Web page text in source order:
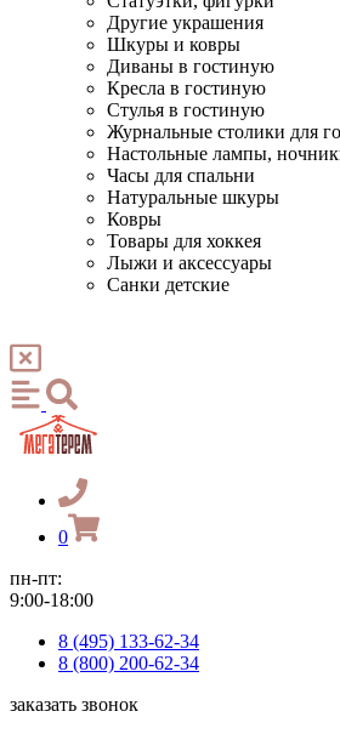
Другие украшения
Шкуры и ковры
Диваны в гостиную
Кресла в гостиную
Стулья в гостиную
Журнальные столики для
Настольные лампы,
Часы для спальни
Натуральные шкуры
Ковры
Товары для хоккея
Лыжи и аксессуары
Санки детские
0
пн-пт:
9:00-18:00
8 (495) 133-62-34
8 (800) 200-62-34
заказать звонок